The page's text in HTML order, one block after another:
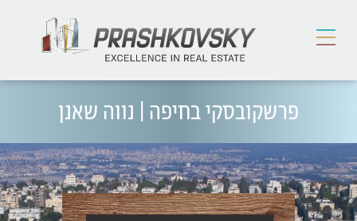
פרשקובסקי בחיפה | נווה שאנן